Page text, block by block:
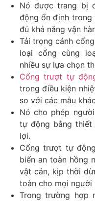
Nó được trang bị
động ổn định trong
đủ khả năng vận
Tải trọng cánh
loại cổng cùng
nhiều sự lựa chọn
Cổng trượt tự
trong điều kiện
so với các mẫu
Nó cho phép
tự động bằng
lợi.
Cổng trượt tự
biến an toàn hồng
vật cản, kịp thời
toàn cho mọi người
Trong trường hợp